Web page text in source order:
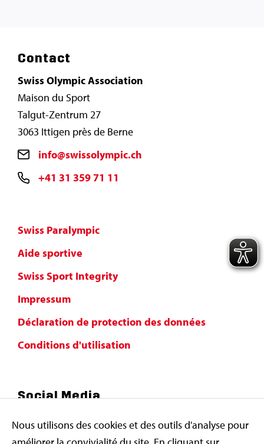
Contact
Swiss Olympic Association
Maison du Sport
Talgut-Zentrum 27
3063 Ittigen près de Berne
info@swissolympic.ch
+41 31 359 71 11
Swiss Paralympic
Aide sportive
Swiss Sport Integrity
Impressum
Déclaration de protection des données
Conditions d'utilisation
Social Media
Nous utilisons des cookies et des outils d'analyse pour